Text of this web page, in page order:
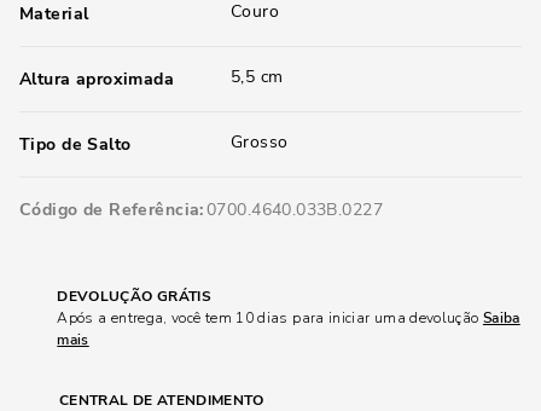
Material Couro
Altura aproximada 5,5 cm
Tipo de Salto Grosso
Código de Referência 0700.4640.033B.0227
DEVOLUÇÃO GRÁTIS
Após a entrega, você tem 10 dias para iniciar uma devolução Saiba
mais
CENTRAL DE ATENDIMENTO